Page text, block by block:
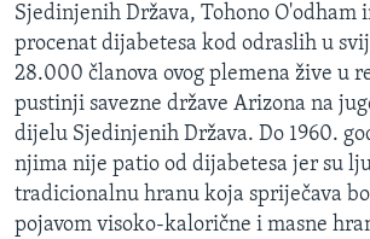
ŽENSKA STRANA
IZBJEGLIČKA STRANA
MAGAZIN
O GLASU AMERIKE
Learning English
Sjedinjenih Država, Tohono O'odham
procenat dijabetesa kod odraslih u
28.000 članova ovog plemena žive u
pustinji savezne države Arizona na
dijelu Sjedinjenih Država. Do 1960.
njima nije patio od dijabetesa jer su
tradicionalnu hranu koja spriječava
pojavom visoko-kalorične i masne